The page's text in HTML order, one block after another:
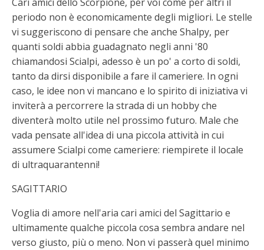
periodo non è economicamente degli migliori. Le stelle
vi suggeriscono di pensare che anche Shalpy, per
quanti soldi abbia guadagnato negli anni '80
chiamandosi Scialpi, adesso è un po' a corto di soldi,
tanto da dirsi disponibile a fare il cameriere. In ogni
caso, le idee non vi mancano e lo spirito di iniziativa vi
inviterà a percorrere la strada di un hobby che
diventerà molto utile nel prossimo futuro. Male che
vada pensate all'idea di una piccola attività in cui
assumere Scialpi come cameriere: riempirete il locale
di ultraquarantenni!
SAGITTARIO
Voglia di amore nell'aria cari amici del Sagittario e
ultimamente qualche piccola cosa sembra andare nel
verso giusto, più o meno. Non vi passerà quel minimo